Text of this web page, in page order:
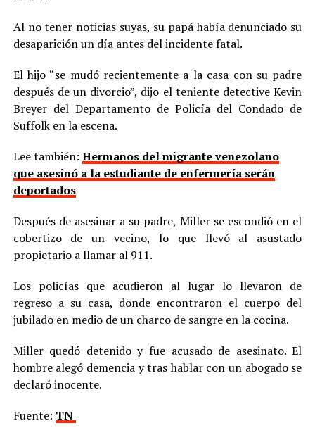
Al no tener noticias suyas, su papá había denunciado su
desaparición un día antes del incidente fatal.
El hijo “se mudó recientemente a la casa con su padre
después de un divorcio”, dijo el teniente detective Kevin
Breyer del Departamento de Policía del Condado de
Suffolk en la escena.
Lee también: Hermanos del migrante venezolano
que asesinó a la estudiante de enfermería serán
deportados
Después de asesinar a su padre, Miller se escondió en el
cobertizo de un vecino, lo que llevó al asustado
propietario a llamar al 911.
Los policías que acudieron al lugar lo llevaron de
regreso a su casa, donde encontraron el cuerpo del
jubilado en medio de un charco de sangre en la cocina.
Miller quedó detenido y fue acusado de asesinato. El
hombre alegó demencia y tras hablar con un abogado se
declaró inocente.
Fuente: TN